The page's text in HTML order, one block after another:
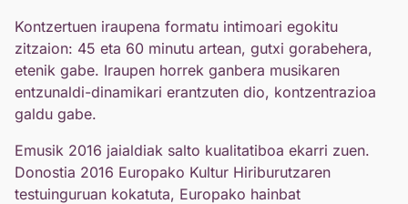
Kontzertuen iraupena formatu intimoari egokitu
zitzaion: 45 eta 60 minutu artean, gutxi gorabehera,
etenik gabe. Iraupen horrek ganbera musikaren
entzunaldi-dinamikari erantzuten dio, kontzentrazioa
galdu gabe.
Emusik 2016 jaialdiak salto kualitatiboa ekarri zuen.
Donostia 2016 Europako Kultur Hiriburutzaren
testuinguruan kokatuta, Europako hainbat